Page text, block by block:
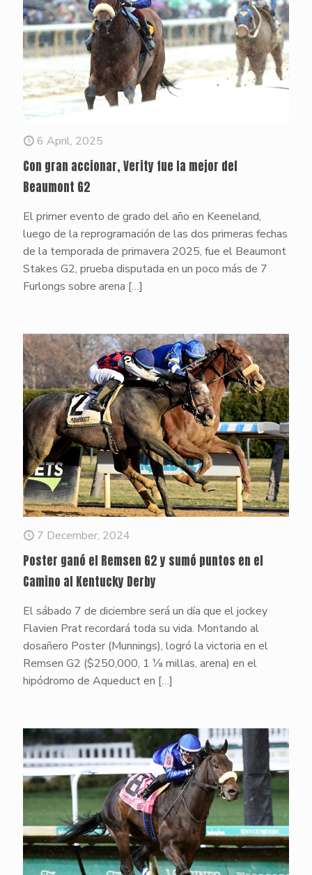
6 April, 2025
Con gran accionar, Verity fue la mejor del
Beaumont G2
El primer evento de grado del año en Keeneland,
luego de la reprogramación de las dos primeras fechas
de la temporada de primavera 2025, fue el Beaumont
Stakes G2, prueba disputada en un poco más de 7
Furlongs sobre arena […]
7 December, 2024
Poster ganó el Remsen G2 y sumó puntos en el
Camino al Kentucky Derby
El sábado 7 de diciembre será un día que el jockey
Flavien Prat recordará toda su vida. Montando al
dosañero Poster (Munnings), logró la victoria en el
Remsen G2 ($250,000, 1 ⅛ millas, arena) en el
hipódromo de Aqueduct en […]